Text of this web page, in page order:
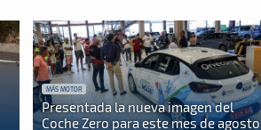
MÁS MOTOR
Presentada la nueva imagen del
Coche Zero para este mes de agosto